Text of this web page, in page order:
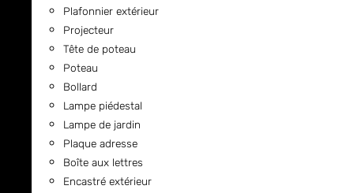
Plafonnier extérieur
Projecteur
Tête de poteau
Poteau
Bollard
Lampe piédestal
Lampe de jardin
Plaque adresse
Boîte aux lettres
Encastré extérieur